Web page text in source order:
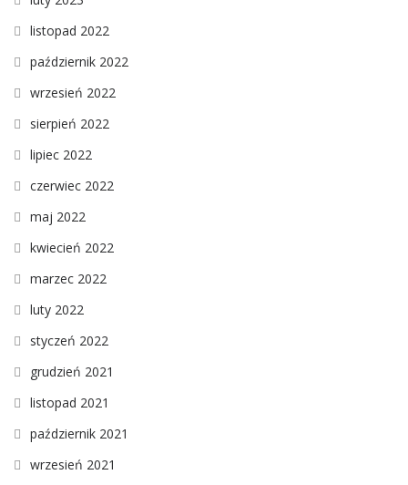
listopad 2022
październik 2022
wrzesień 2022
sierpień 2022
lipiec 2022
czerwiec 2022
maj 2022
kwiecień 2022
marzec 2022
luty 2022
styczeń 2022
grudzień 2021
listopad 2021
październik 2021
wrzesień 2021